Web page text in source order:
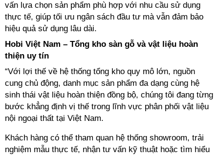
vấn lựa chọn sản phẩm phù hợp với nhu cầu sử dụng
thực tế, giúp tối ưu ngân sách đầu tư mà vẫn đảm bảo
hiệu quả sử dụng lâu dài.
Hobi Việt Nam – Tổng kho sàn gỗ và vật liệu hoàn
thiện uy tín
“Với lợi thế về hệ thống tổng kho quy mô lớn, nguồn
cung chủ động, danh mục sản phẩm đa dạng cùng hệ
sinh thái vật liệu hoàn thiện đồng bộ, chúng tôi đang từng
bước khẳng định vị thế trong lĩnh vực phân phối vật liệu
nội ngoại thất tại Việt Nam.
Khách hàng có thể tham quan hệ thống showroom, trải
nghiệm mẫu thực tế, nhận tư vấn kỹ thuật hoặc tìm hiểu